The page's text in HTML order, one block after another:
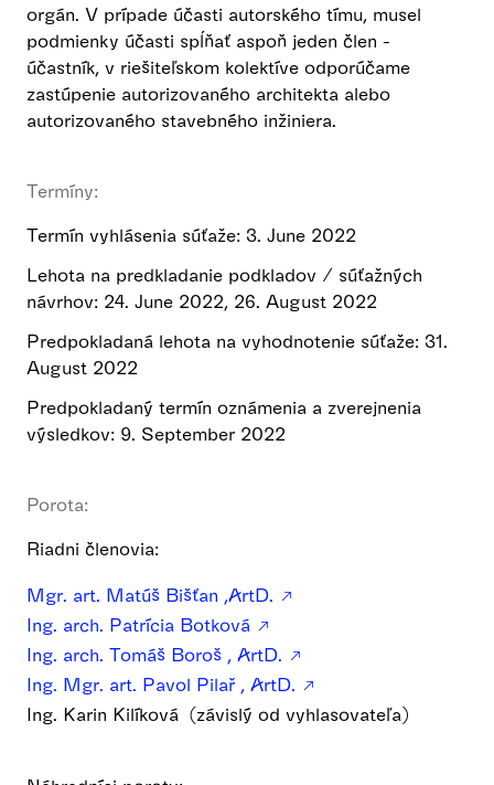
orgán. V prípade účasti autorského tímu, musel
podmienky účasti spĺňať aspoň jeden člen -
účastník, v riešiteľskom kolektíve odporúčame
zastúpenie autorizovaného architekta alebo
autorizovaného stavebného inžiniera.
Termíny:
Termín vyhlásenia súťaže: 3. June 2022
Lehota na predkladanie podkladov / súťažných
návrhov: 24. June 2022, 26. August 2022
Predpokladaná lehota na vyhodnotenie súťaže: 31.
August 2022
Predpokladaný termín oznámenia a zverejnenia
výsledkov: 9. September 2022
Porota:
Riadni členovia:
Mgr. art. Matúš Bišťan ,ArtD.
Ing. arch. Patrícia Botková
Ing. arch. Tomáš Boroš , ArtD.
Ing. Mgr. art. Pavol Pilař , ArtD.
Ing. Karin Kilíková (závislý od vyhlasovateľa)